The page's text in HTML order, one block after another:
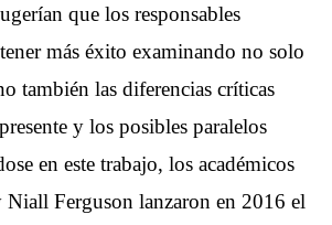
que los responsables
más éxito examinando no solo
también las diferencias críticas
y los posibles paralelos
en este trabajo, los académicos
Ferguson lanzaron en 2016 el